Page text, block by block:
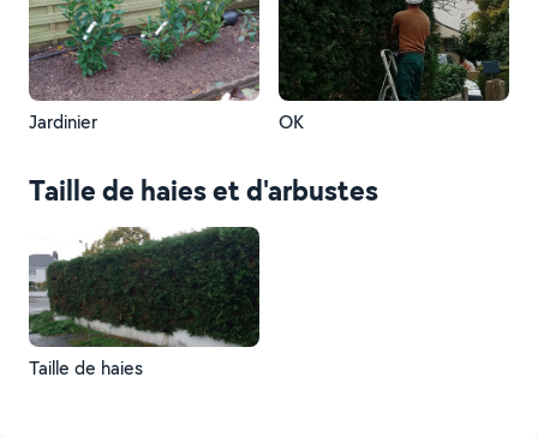
Jardinier OK
Taille de haies et d'arbustes
Taille de haies